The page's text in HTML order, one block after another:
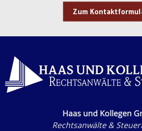
Zum
Haas und Kollegen
Rechtsanwälte &